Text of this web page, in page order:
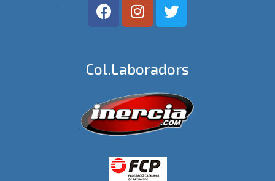
Col.laboradors